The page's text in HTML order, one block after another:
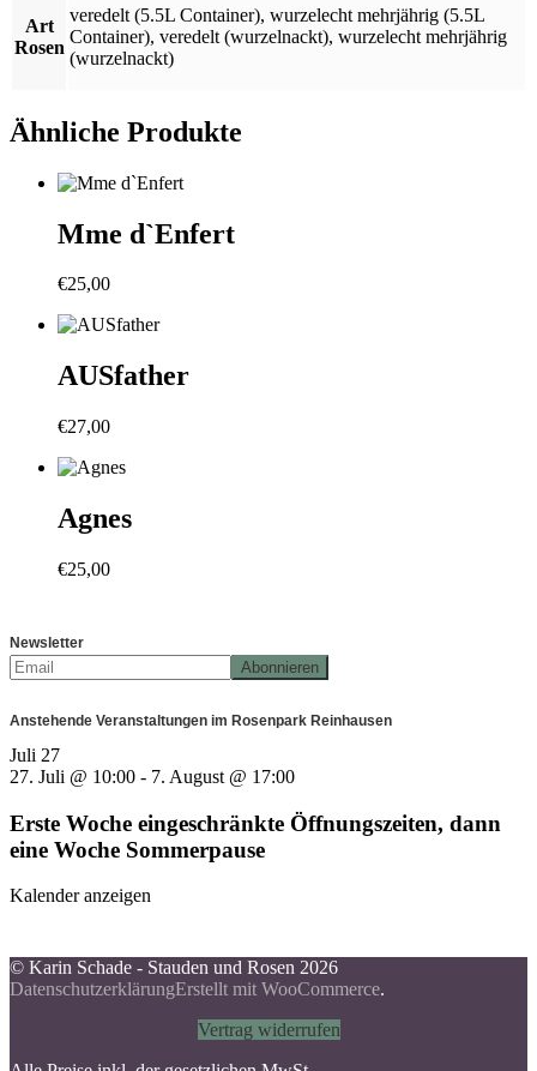
Art
Rosen
veredelt (5.5L Container), wurzelecht mehrjährig (5.5L
Container), veredelt (wurzelnackt), wurzelecht mehrjährig
(wurzelnackt)
Ähnliche Produkte
Mme d`Enfert
€25,00
AUSfather
€27,00
Agnes
€25,00
Newsletter
Anstehende Veranstaltungen im Rosenpark Reinhausen
Juli 27
27. Juli @ 10:00 - 7. August @ 17:00
Erste Woche eingeschränkte Öffnungszeiten, dann
eine Woche Sommerpause
Kalender anzeigen
© Karin Schade - Stauden und Rosen 2026
DatenschutzerklärungErstellt mit WooCommerce.
Vertrag widerrufen